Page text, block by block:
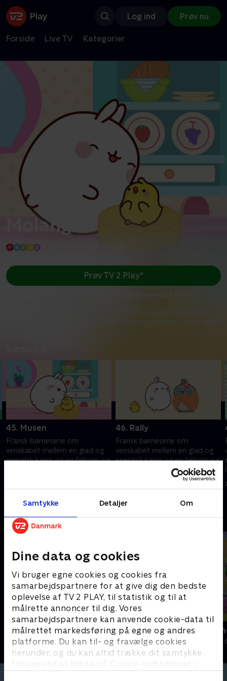
Samtykke Detaljer Om
Dine data og cookies
Vi bruger egne cookies og cookies fra
samarbejdspartnere for at give dig den bedste
oplevelse af TV 2 PLAY, til statistik og til at
målrette annoncer til dig. Vores
samarbejdspartnere kan anvende cookie-data til
målrettet markedsføring på egne og andres
platforme. Du kan til- og fravælge cookies
herunder, og du kan altid trække dit samtykke
tilbage ved at klikke på ’Cookie-indstillinger’ i
Log ind Prøv nu
Forside Live TV Kategorier
Molang
Fransk børneserie om venskabet mellem en glad og energisk
kanin og en følsom og lille kylling. På trods af deres
Prøv TV 2 Play*
*Kræver pakken Basis. Administrer dit abonnement på Mit TV 2.
45. Musen
Fransk børneserie om
venskabet mellem en glad og
energisk kanin og en følsom og
venner.
46. Rally
Fransk børneserie om
venskabet mellem en glad og
energisk kanin og en følsom og
lille kylling. På trods af deres
mange forskelle er de bedste
venner.
Andre så også
Antiks
Børneserier • 2 sæsoner
Little
Børneserier • 2